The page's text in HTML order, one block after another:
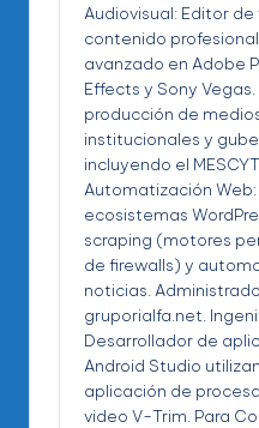
Audiovisual: Editor
contenido
avanzado en Adobe
Effects y Sony
producción de
institucionales y
incluyendo el
Automatización
ecosistemas
scraping (motores
de firewalls) y
noticias.
gruporialfa.net.
Desarrollador de
Android Studio
aplicación de
video V-Trim. Para